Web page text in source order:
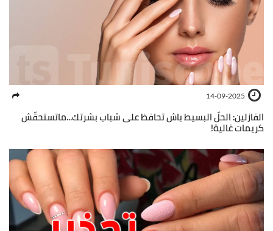
14-09-2025
الفازلين: الحلّ البسيط باش تحافظ على شباب بشرتك...ماتستحقّش
كريمات غالية!